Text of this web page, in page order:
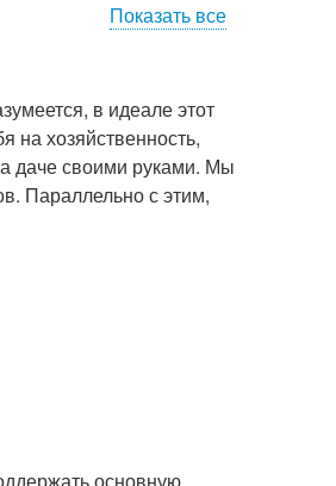
Показать все
в идеале этот
на хозяйственность,
даче своими руками. Мы
Параллельно с этим,